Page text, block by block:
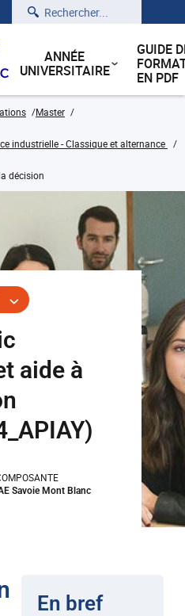
Rechercher
ANNÉE
UNIVERSITAIRE
GUIDE
EN PDF
Master
industrielle - Classique et alternance
décision
aide à
Savoie Mont Blanc
En bref